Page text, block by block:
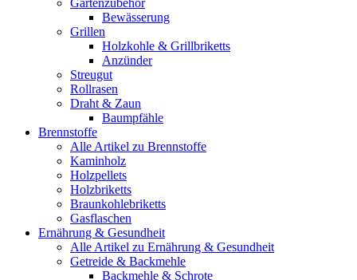
Bewässerung
Grillen
Holzkohle & Grillbriketts
Anzünder
Streugut
Rollrasen
Draht & Zaun
Baumpfähle
Brennstoffe
Alle Artikel zu Brennstoffe
Kaminholz
Holzpellets
Holzbriketts
Braunkohlebriketts
Gasflaschen
Ernährung & Gesundheit
Alle Artikel zu Ernährung & Gesundheit
Getreide & Backmehle
Backmehle & Schrote